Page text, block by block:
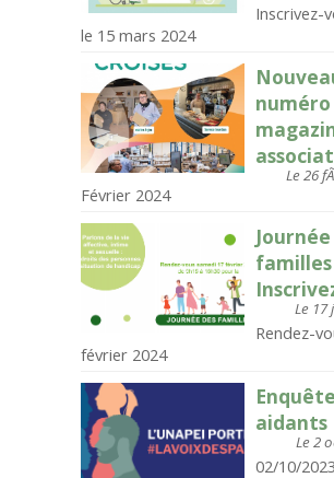
Inscrivez-
le 15 mars 2024
Le 26
Février 2024
familles
Le 17
Rendez-
février 2024
aidants
Le 2
02/10/2023